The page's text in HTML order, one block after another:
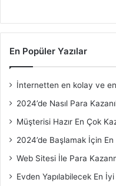
En Popüler Yazılar
İnternetten en kolay ve en
2024’de Nasıl Para
Müşterisi Hazır En Çok
2024’de Başlamak İçin
Web Sitesi İle Para
Evden Yapılabilecek En